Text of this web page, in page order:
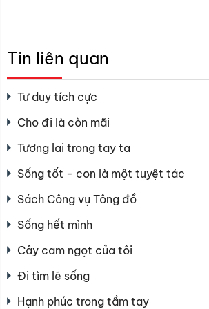
Tin liên quan
Tư duy tích cực
Cho đi là còn mãi
Tương lai trong tay ta
Sống tốt - con là một tuyệt tác
Sách Công vụ Tông đồ
Sống hết mình
Cây cam ngọt của tôi
Đi tìm lẽ sống
Hạnh phúc trong tầm tay